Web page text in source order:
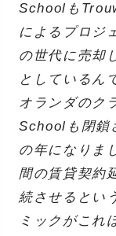
Schoolも
によるプロジ
の世代に売却
としているん
オランダのク
Schoolも閉鎖
の年になりま
間の賃貸契約
続させるとい
ミックがこれ